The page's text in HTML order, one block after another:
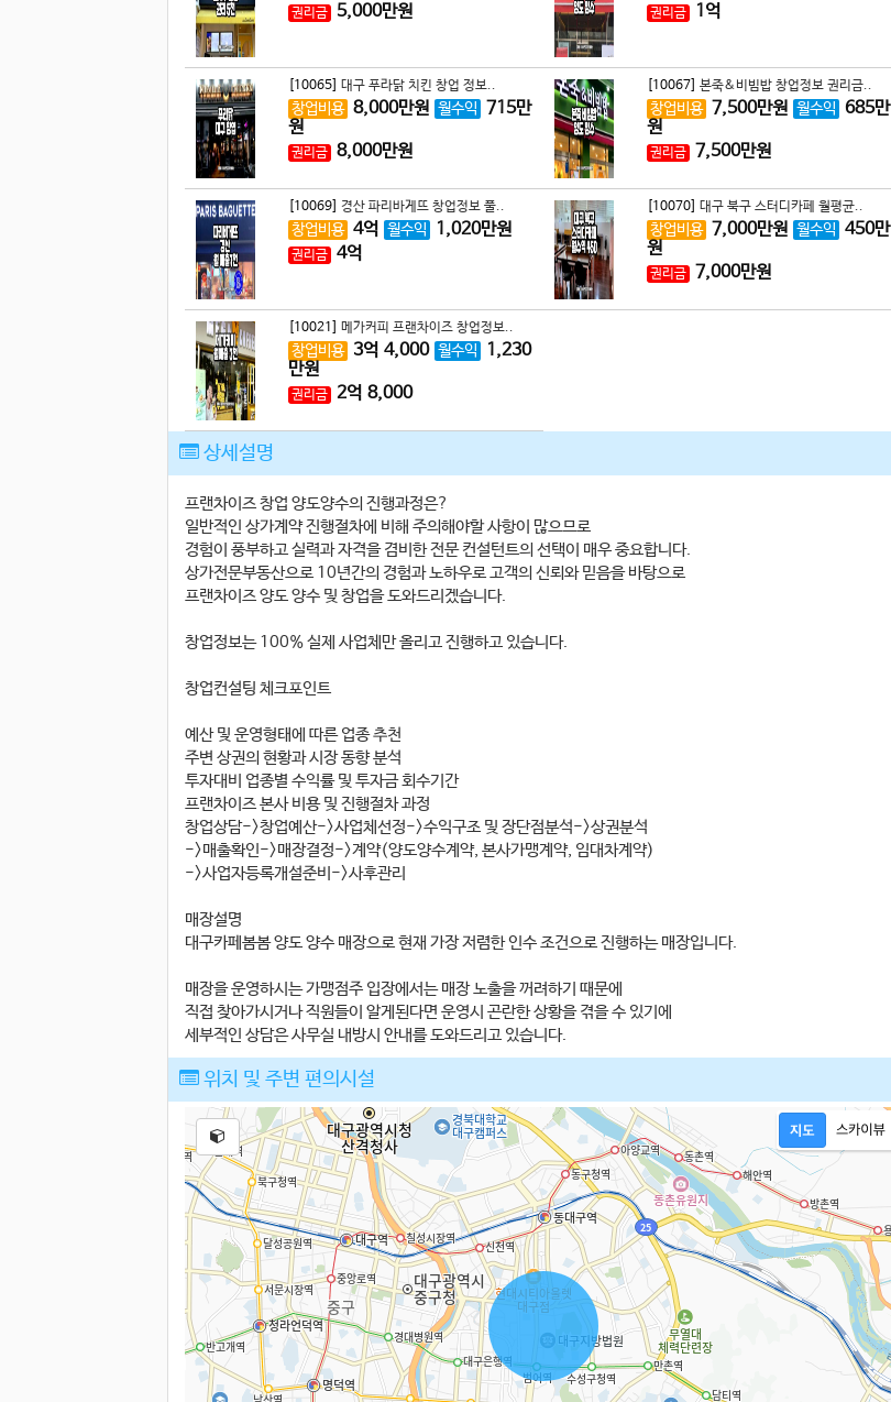
권리금 5,000만원 권리금 1억
[10065] 대구 푸라닭 치킨 창업 정보..
창업비용 8,000만원 월수익 715만
원
권리금 8,000만원
[10067] 본죽&비빔밥 창업정보 권리금..
창업비용 7,500만원 월수익 685만
원
권리금 7,500만원
[10069] 경산 파리바게뜨 창업정보 풀..
창업비용 4억 월수익 1,020만원
권리금 4억
[10070] 대구 북구 스터디카페 월평균..
창업비용 7,000만원 월수익 450만
원
권리금 7,000만원
[10021] 메가커피 프랜차이즈 창업정보..
창업비용 3억 4,000 월수익
1,230
만원
권리금 2억 8,000
상세설명
프랜차이즈 창업 양도양수의 진행과정은?
일반적인 상가계약 진행절차에 비해 주의해야할 사항이 많으므로
경험이 풍부하고 실력과 자격을 겸비한 전문 컨설턴트의 선택이 매우 중요합니다.
상가전문부동산으로 10년간의 경험과 노하우로 고객의 신뢰와 믿음을 바탕으로
프랜차이즈 양도 양수 및 창업을 도와드리겠습니다.
창업정보는 100% 실제 사업체만 올리고 진행하고 있습니다.
창업컨설팅 체크포인트
예산 및 운영형태에 따른 업종 추천
주변 상권의 현황과 시장 동향 분석
투자대비 업종별 수익률 및 투자금 회수기간
프랜차이즈 본사 비용 및 진행절차 과정
창업상담->창업예산->사업체선정->수익구조 및 장단점분석->상권분석
->매출확인->매장결정->계약(양도양수계약, 본사가맹계약, 임대차계약)
->사업자등록개설준비->사후관리
매장설명
대구카페봄봄 양도 양수 매장으로 현재 가장 저렴한 인수 조건으로 진행하는 매장입니다.
매장을 운영하시는 가맹점주 입장에서는 매장 노출을 꺼려하기 때문에
직접 찾아가시거나 직원들이 알게된다면 운영시 곤란한 상황을 겪을 수 있기에
세부적인 상담은 사무실 내방시 안내를 도와드리고 있습니다.
위치 및 주변 편의시설